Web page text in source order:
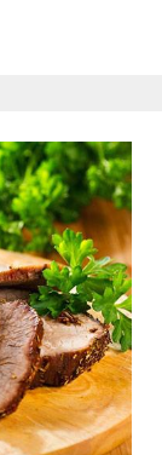
大家心中非常合